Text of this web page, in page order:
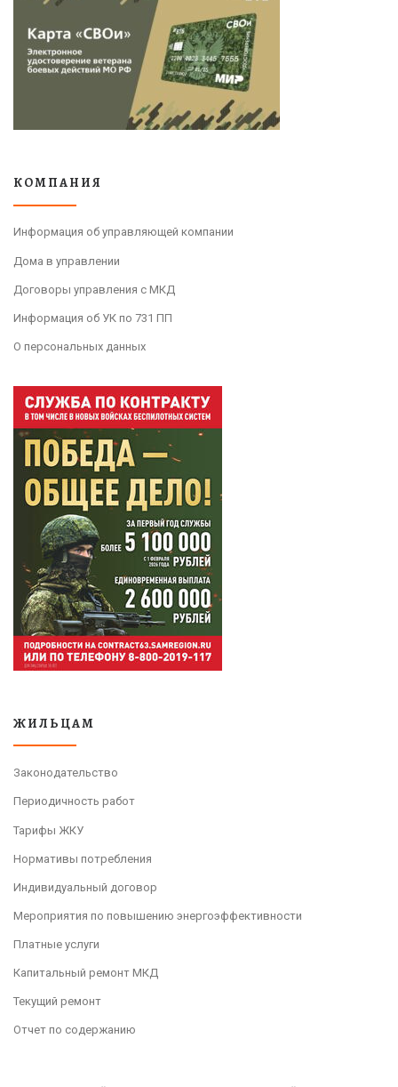
КОМПАНИЯ
Информация об управляющей компании
Дома в управлении
Договоры управления с МКД
Информация об УК по 731 ПП
О персональных данных
ЖИЛЬЦАМ
Законодательство
Периодичность работ
Тарифы ЖКУ
Нормативы потребления
Индивидуальный договор
Мероприятия по повышению энергоэффективности
Платные услуги
Капитальный ремонт МКД
Текущий ремонт
Отчет по содержанию